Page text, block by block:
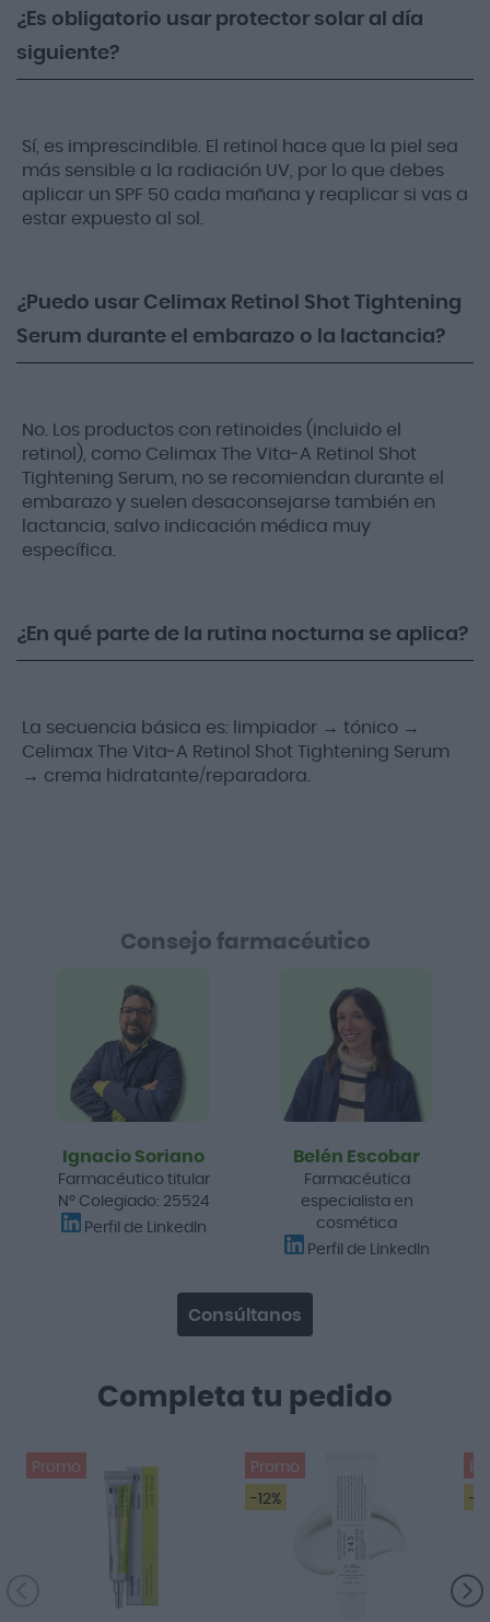
Completa tu pedido
Promo Promo
-12% -
¿Es obligatorio usar protector solar al día
siguiente?
Sí, es imprescindible. El retinol hace que la piel sea
más sensible a la radiación UV, por lo que debes
aplicar un SPF 50 cada mañana y reaplicar si vas a
estar expuesto al sol.
¿Puedo usar Celimax Retinol Shot Tightening
Serum durante el embarazo o la lactancia?
No. Los productos con retinoides (incluido el
retinol), como Celimax The Vita‑A Retinol Shot
Tightening Serum, no se recomiendan durante el
embarazo y suelen desaconsejarse también en
lactancia, salvo indicación médica muy
específica.
¿En qué parte de la rutina nocturna se aplica?
La secuencia básica es: limpiador → tónico →
Celimax The Vita‑A Retinol Shot Tightening Serum
→ crema hidratante/reparadora.
Consejo farmacéutico
Ignacio Soriano
Farmacéutico titular
Nº Colegiado: 25524
Perfil de LinkedIn
Belén Escobar
Farmacéutica
especialista en
cosmética
Perfil de LinkedIn
Consúltanos